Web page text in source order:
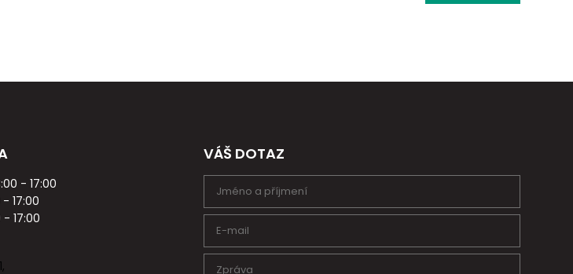
- 17:00
- 17:00
- 17:00
VÁŠ DOTAZ